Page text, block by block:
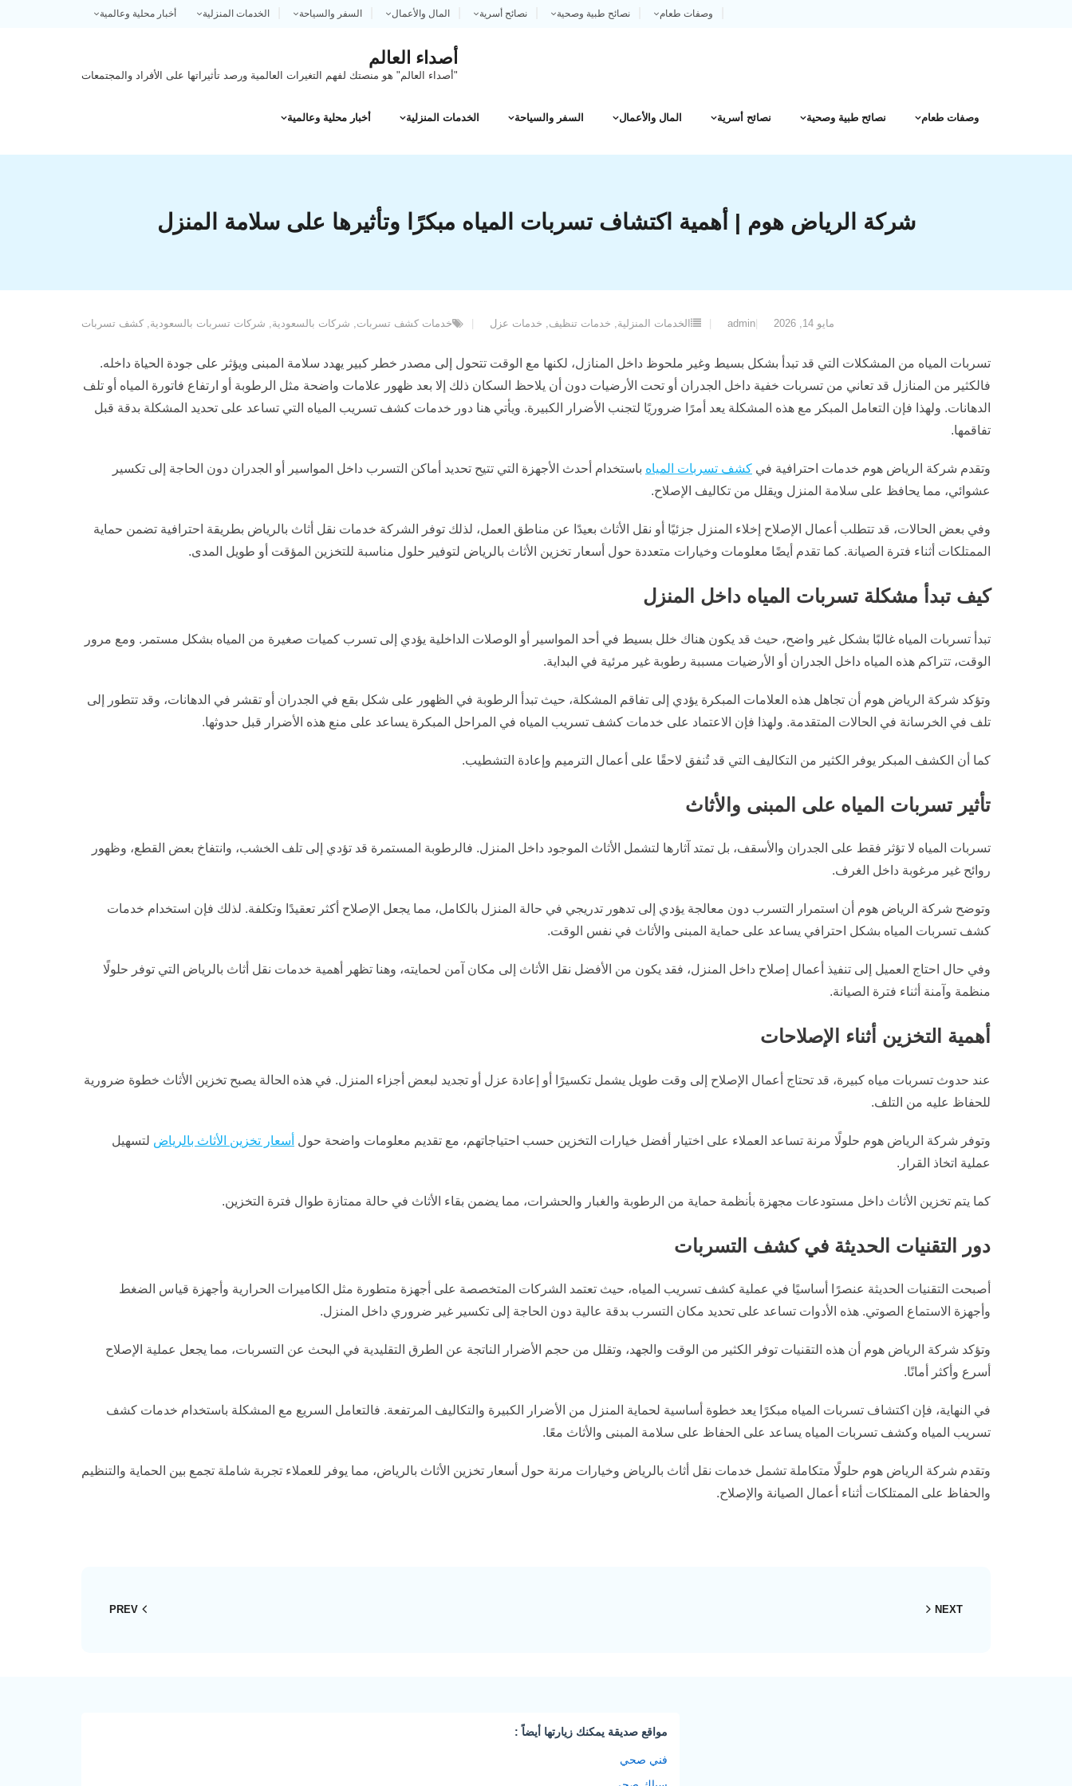
أخبار محلية وعالمية الخدمات المنزلية السفر والسياحة المال والأعمال نصائح أسرية نصائح طبية وصحية وصفات طعام
أصداء العالم
"أصداء العالم" هو منصتك لفهم التغيرات العالمية ورصد تأثيراتها على الأفراد والمجتمعات
أخبار محلية وعالمية الخدمات المنزلية السفر والسياحة المال والأعمال نصائح أسرية نصائح طبية وصحية وصفات طعام
شركة الرياض هوم | أهمية اكتشاف تسربات المياه مبكرًا وتأثيرها على سلامة المنزل
مايو 14, 2026 admin الخدمات المنزلية, خدمات تنظيف, خدمات عزل خدمات كشف تسربات, شركات بالسعودية, شركات تسربات بالسعودية, كشف تسربات
تسربات المياه من المشكلات التي قد تبدأ بشكل بسيط وغير ملحوظ داخل المنازل، لكنها مع الوقت تتحول إلى مصدر خطر كبير يهدد سلامة المبنى ويؤثر على جودة الحياة داخله.
فالكثير من المنازل قد تعاني من تسربات خفية داخل الجدران أو تحت الأرضيات دون أن يلاحظ السكان ذلك إلا بعد ظهور علامات واضحة مثل الرطوبة أو ارتفاع فاتورة المياه أو تلف
الدهانات. ولهذا فإن التعامل المبكر مع هذه المشكلة يعد أمرًا ضروريًا لتجنب الأضرار الكبيرة. ويأتي هنا دور خدمات كشف تسريب المياه التي تساعد على تحديد المشكلة بدقة قبل
تفاقمها.
وتقدم شركة الرياض هوم خدمات احترافية في كشف تسربات المياه باستخدام أحدث الأجهزة التي تتيح تحديد أماكن التسرب داخل المواسير أو الجدران دون الحاجة إلى تكسير
عشوائي، مما يحافظ على سلامة المنزل ويقلل من تكاليف الإصلاح.
وفي بعض الحالات، قد تتطلب أعمال الإصلاح إخلاء المنزل جزئيًا أو نقل الأثاث بعيدًا عن مناطق العمل، لذلك توفر الشركة خدمات نقل أثاث بالرياض بطريقة احترافية تضمن حماية
الممتلكات أثناء فترة الصيانة. كما تقدم أيضًا معلومات وخيارات متعددة حول أسعار تخزين الأثاث بالرياض لتوفير حلول مناسبة للتخزين المؤقت أو طويل المدى.
كيف تبدأ مشكلة تسربات المياه داخل المنزل
تبدأ تسربات المياه غالبًا بشكل غير واضح، حيث قد يكون هناك خلل بسيط في أحد المواسير أو الوصلات الداخلية يؤدي إلى تسرب كميات صغيرة من المياه بشكل مستمر. ومع مرور
الوقت، تتراكم هذه المياه داخل الجدران أو الأرضيات مسببة رطوبة غير مرئية في البداية.
وتؤكد شركة الرياض هوم أن تجاهل هذه العلامات المبكرة يؤدي إلى تفاقم المشكلة، حيث تبدأ الرطوبة في الظهور على شكل بقع في الجدران أو تقشر في الدهانات، وقد تتطور إلى
تلف في الخرسانة في الحالات المتقدمة. ولهذا فإن الاعتماد على خدمات كشف تسريب المياه في المراحل المبكرة يساعد على منع هذه الأضرار قبل حدوثها.
كما أن الكشف المبكر يوفر الكثير من التكاليف التي قد تُنفق لاحقًا على أعمال الترميم وإعادة التشطيب.
تأثير تسربات المياه على المبنى والأثاث
تسربات المياه لا تؤثر فقط على الجدران والأسقف، بل تمتد آثارها لتشمل الأثاث الموجود داخل المنزل. فالرطوبة المستمرة قد تؤدي إلى تلف الخشب، وانتفاخ بعض القطع، وظهور
روائح غير مرغوبة داخل الغرف.
وتوضح شركة الرياض هوم أن استمرار التسرب دون معالجة يؤدي إلى تدهور تدريجي في حالة المنزل بالكامل، مما يجعل الإصلاح أكثر تعقيدًا وتكلفة. لذلك فإن استخدام خدمات
كشف تسربات المياه بشكل احترافي يساعد على حماية المبنى والأثاث في نفس الوقت.
وفي حال احتاج العميل إلى تنفيذ أعمال إصلاح داخل المنزل، فقد يكون من الأفضل نقل الأثاث إلى مكان آمن لحمايته، وهنا تظهر أهمية خدمات نقل أثاث بالرياض التي توفر حلولًا
منظمة وآمنة أثناء فترة الصيانة.
أهمية التخزين أثناء الإصلاحات
عند حدوث تسربات مياه كبيرة، قد تحتاج أعمال الإصلاح إلى وقت طويل يشمل تكسيرًا أو إعادة عزل أو تجديد لبعض أجزاء المنزل. في هذه الحالة يصبح تخزين الأثاث خطوة ضرورية
للحفاظ عليه من التلف.
وتوفر شركة الرياض هوم حلولًا مرنة تساعد العملاء على اختيار أفضل خيارات التخزين حسب احتياجاتهم، مع تقديم معلومات واضحة حول أسعار تخزين الأثاث بالرياض لتسهيل
عملية اتخاذ القرار.
كما يتم تخزين الأثاث داخل مستودعات مجهزة بأنظمة حماية من الرطوبة والغبار والحشرات، مما يضمن بقاء الأثاث في حالة ممتازة طوال فترة التخزين.
دور التقنيات الحديثة في كشف التسربات
أصبحت التقنيات الحديثة عنصرًا أساسيًا في عملية كشف تسريب المياه، حيث تعتمد الشركات المتخصصة على أجهزة متطورة مثل الكاميرات الحرارية وأجهزة قياس الضغط
وأجهزة الاستماع الصوتي. هذه الأدوات تساعد على تحديد مكان التسرب بدقة عالية دون الحاجة إلى تكسير غير ضروري داخل المنزل.
وتؤكد شركة الرياض هوم أن هذه التقنيات توفر الكثير من الوقت والجهد، وتقلل من حجم الأضرار الناتجة عن الطرق التقليدية في البحث عن التسربات، مما يجعل عملية الإصلاح
أسرع وأكثر أمانًا.
في النهاية، فإن اكتشاف تسربات المياه مبكرًا يعد خطوة أساسية لحماية المنزل من الأضرار الكبيرة والتكاليف المرتفعة. فالتعامل السريع مع المشكلة باستخدام خدمات كشف
تسريب المياه وكشف تسربات المياه يساعد على الحفاظ على سلامة المبنى والأثاث معًا.
وتقدم شركة الرياض هوم حلولًا متكاملة تشمل خدمات نقل أثاث بالرياض وخيارات مرنة حول أسعار تخزين الأثاث بالرياض، مما يوفر للعملاء تجربة شاملة تجمع بين الحماية والتنظيم
والحفاظ على الممتلكات أثناء أعمال الصيانة والإصلاح.
PREV NEXT
مواقع صديقة يمكنك زيارتها أيضاً :
فني صحي